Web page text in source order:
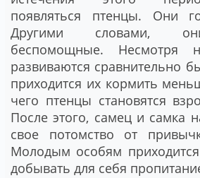
появляться птенцы. Они
Другими словами,
беспомощные. Несмотря
развиваются сравнительно
приходится их кормить
чего птенцы становятся
После этого, самец и самка
свое потомство от
Молодым особям приходится
добывать для себя